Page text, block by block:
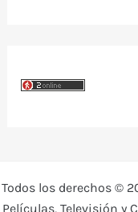
Todos los derechos ©
Películas, Televisión y